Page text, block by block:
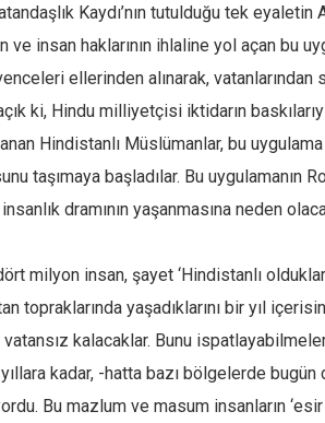
Kaydı’nın tutulduğu tek eyaletin
insan haklarının ihlaline yol açan bu
ellerinden alınarak, vatanlarından
ki, Hindu milliyetçisi iktidarın
Hindistanlı Müslümanlar, bu
taşımaya başladılar. Bu uygulamanın
dramının yaşanmasına neden
milyon insan, şayet ‘Hindistanlı
topraklarında yaşadıklarını bir yıl
kalacaklar. Bunu
kadar, -hatta bazı bölgelerde bugün
Bu mazlum ve masum insanların ‘esir